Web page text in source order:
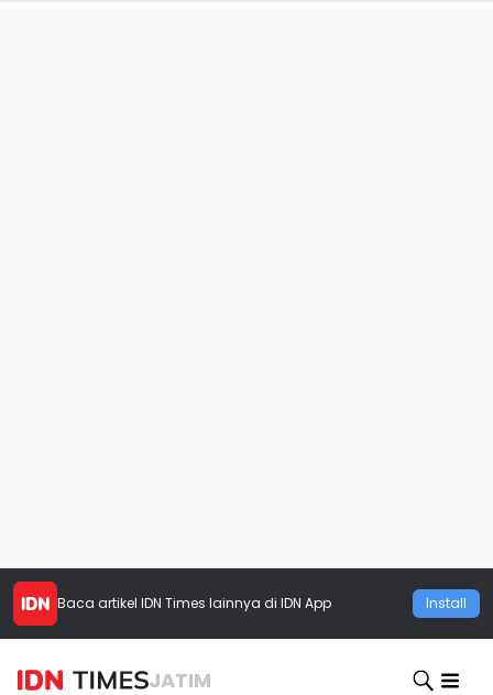
Baca artikel IDN Times lainnya di IDN App Install
JATIM